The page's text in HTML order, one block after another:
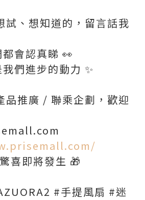
試、想知道的，留言話我
會認真睇 👀
們進步的動力 ✨
品推廣 / 聯乘企劃，歡迎
喜即將發生 🎁
#手提風扇 #迷